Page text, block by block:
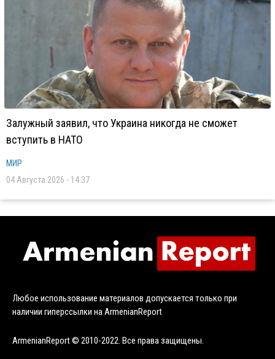
Залужный заявил, что Украина никогда не сможет
вступить в НАТО
МИР
04 Августа 2026 - 14:37
Любое использование материалов допускается только при
наличии гиперссылки на ArmenianReport
ArmenianReport © 2010-2022. Все права защищены.